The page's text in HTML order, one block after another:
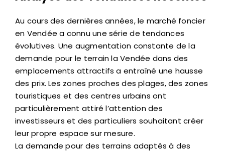
Au cours des dernières années, le marché foncier
en Vendée a connu une série de tendances
évolutives. Une augmentation constante de la
demande pour le terrain la Vendée dans des
emplacements attractifs a entraîné une hausse
des prix. Les zones proches des plages, des zones
touristiques et des centres urbains ont
particulièrement attiré l’attention des
investisseurs et des particuliers souhaitant créer
leur propre espace sur mesure.
La demande pour des terrains adaptés à des